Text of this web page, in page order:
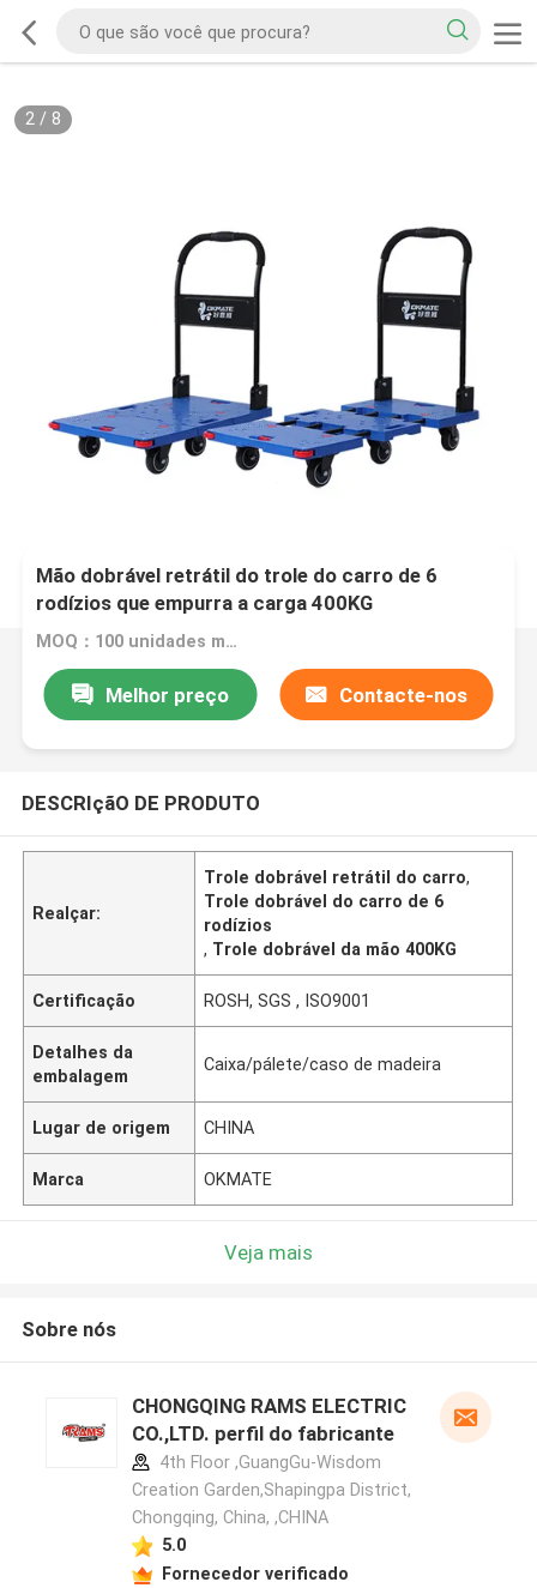
2/ 8
Mão dobrável retrátil do trole do carro de 6
rodízios que empurra a carga 400KG
MOQ：100 unidades modelo misto
Melhor preço Contacte-nos
DESCRIçãO DE PRODUTO
Realçar:
Trole dobrável retrátil do carro,
Trole dobrável do carro de 6
rodízios
, Trole dobrável da mão 400KG
Certificação ROSH, SGS , ISO9001
Detalhes da
embalagem
Caixa/pálete/caso de madeira
Lugar de origem CHINA
Marca OKMATE
Veja mais
Sobre nós
CHONGQING RAMS ELECTRIC
CO.,LTD. perfil do fabricante
4th Floor ,GuangGu-Wisdom
Creation Garden,Shapingpa District,
Chongqing, China, ,CHINA
5.0
Fornecedor verificado